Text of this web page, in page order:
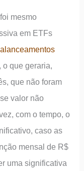
mesmo
em ETFs
o que geraria,
que não foram
valor não
com o tempo, o
caso as
mensal de R$
uma significativa